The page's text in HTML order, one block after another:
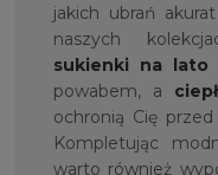
jakich ubrań
naszych
sukienki na lato
powabem, a
ochronią Cię
Kompletując
warto również